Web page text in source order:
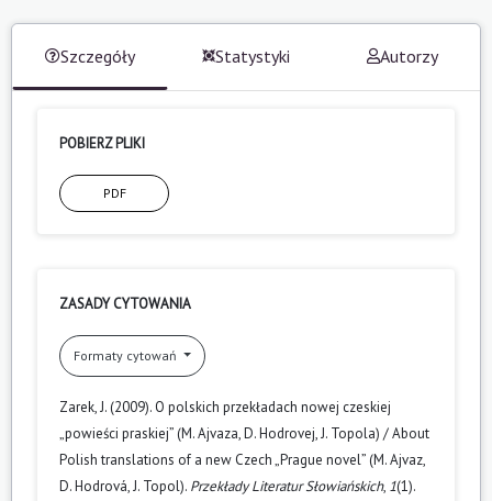
Szczegóły Statystyki Autorzy
POBIERZ PLIKI
PDF
ZASADY CYTOWANIA
Formaty cytowań
Zarek, J. (2009). O polskich przekładach nowej czeskiej
„powieści praskiej” (M. Ajvaza, D. Hodrovej, J. Topola) / About
Polish translations of a new Czech „Prague novel” (M. Ajvaz,
D. Hodrová, J. Topol). Przekłady Literatur Słowiańskich, 1(1).